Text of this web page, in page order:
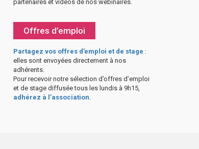
partenaires et vidéos de nos webinaires.
Offres d’emploi
Partagez vos offres d’emploi et de stage :
elles sont envoyées directement à nos
adhérents.
Pour recevoir notre sélection d’offres d’emploi
et de stage diffusée tous les lundis à 9h15,
adhérez à l’association.